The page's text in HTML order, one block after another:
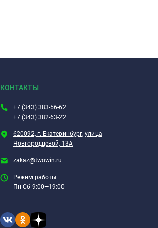
КОНТАКТЫ
+7 (343) 383-56-62
+7 (343) 382-63-22
620092, г. Екатеринбург, улица
Новгородцевой, 13А
zakaz@twowin.ru
Режим работы:
Пн-Сб 9:00—19:00